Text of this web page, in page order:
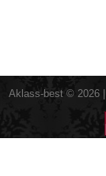
Aklass-best © 2026